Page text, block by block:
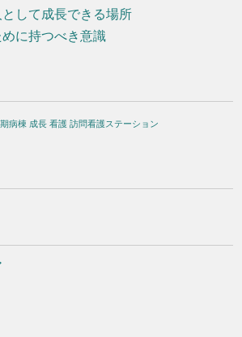
して成長できる場所
に持つべき意識
病棟 成長 看護 訪問看護ステーション